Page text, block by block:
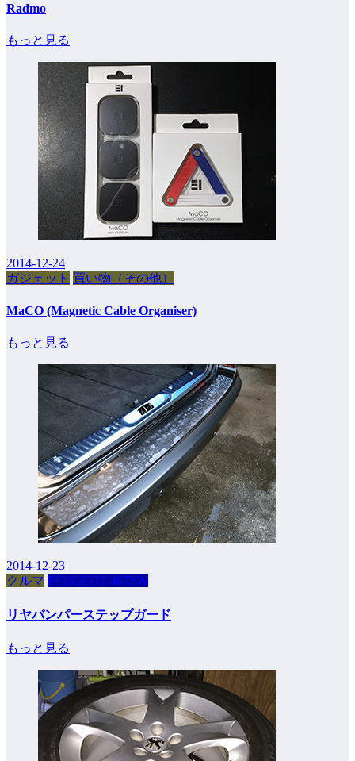
Radmo
もっと見る
2014-12-24
ガジェット 買い物（その他）
MaCO (Magnetic Cable Organiser)
もっと見る
2014-12-23
クルマ PEUGEOT 407SW
リヤバンパーステップガード
もっと見る